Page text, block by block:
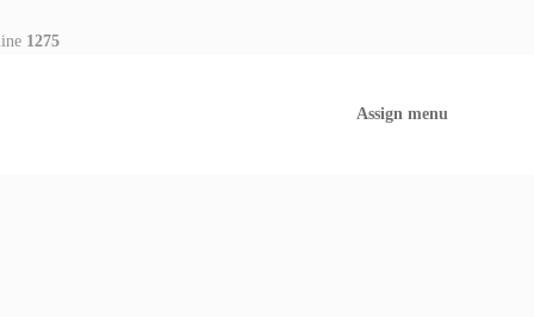
1275
Assign menu